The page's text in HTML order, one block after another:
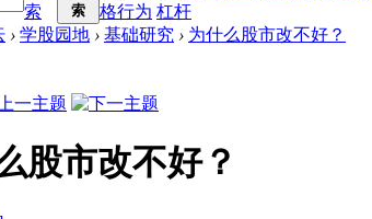
索
索
格行为 杠杆
› 学股园地 › 基础研究 › 为什么股市改不好？
股市改不好？